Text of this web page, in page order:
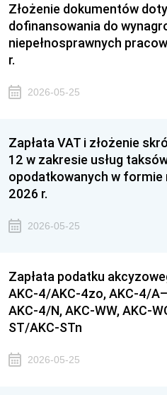
Złożenie dokumentów
dofinansowania do
niepełnosprawnych
r.
2026-05-25
Zapłata VAT i złożenie
12 w zakresie usług
opodatkowanych w formie
2026 r.
2026-05-25
Zapłata podatku
AKC-4/AKC-4zo, AKC-4/
AKC-4/N, AKC-WW, AKC-
ST/AKC-STn
2026-05-25